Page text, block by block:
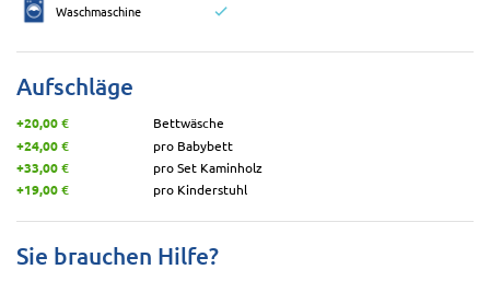
Waschmaschine
Aufschläge
+20,00 €
Bettwäsche
+24,00 €
pro Babybett
+33,00 €
pro Set Kaminholz
+19,00 €
pro Kinderstuhl
Sie brauchen Hilfe?